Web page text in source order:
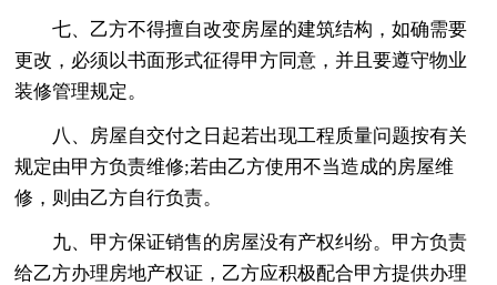
七、乙方不得擅自改变房屋的建筑结构，如确需要
更改，必须以书面形式征得甲方同意，并且要遵守物业
装修管理规定。
八、房屋自交付之日起若出现工程质量问题按有关
规定由甲方负责维修;若由乙方使用不当造成的房屋维
修，则由乙方自行负责。
九、甲方保证销售的房屋没有产权纠纷。甲方负责
给乙方办理房地产权证，乙方应积极配合甲方提供办理